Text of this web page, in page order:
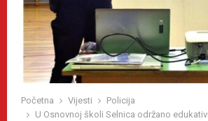
Početna Vijesti
Policija
U Osnovnoj školi Selnica održano